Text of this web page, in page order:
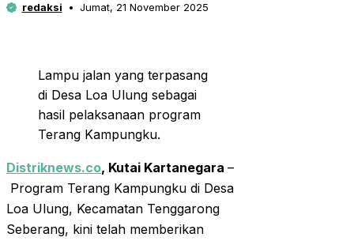
redaksi Jumat, 21 November 2025
Lampu jalan yang terpasang
di Desa Loa Ulung sebagai
hasil pelaksanaan program
Terang Kampungku.
Distriknews.co, Kutai Kartanegara –
Program Terang Kampungku di Desa
Loa Ulung, Kecamatan Tenggarong
Seberang, kini telah memberikan